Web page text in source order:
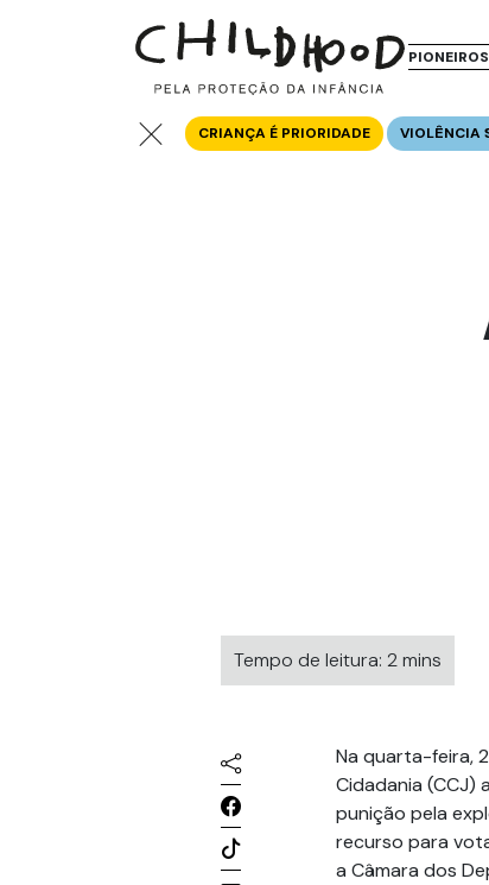
CRIANÇA É PRIORIDADE VIOLÊNCIA
Tempo de leitura: 2 mins
Na quarta-feira,
Cidadania (CCJ)
punição pela
recurso para
a Câmara dos